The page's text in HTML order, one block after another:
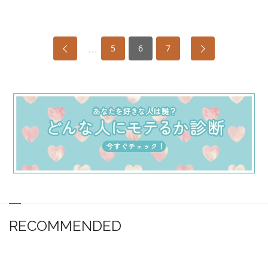
… 5 6 7
RECOMMENDED